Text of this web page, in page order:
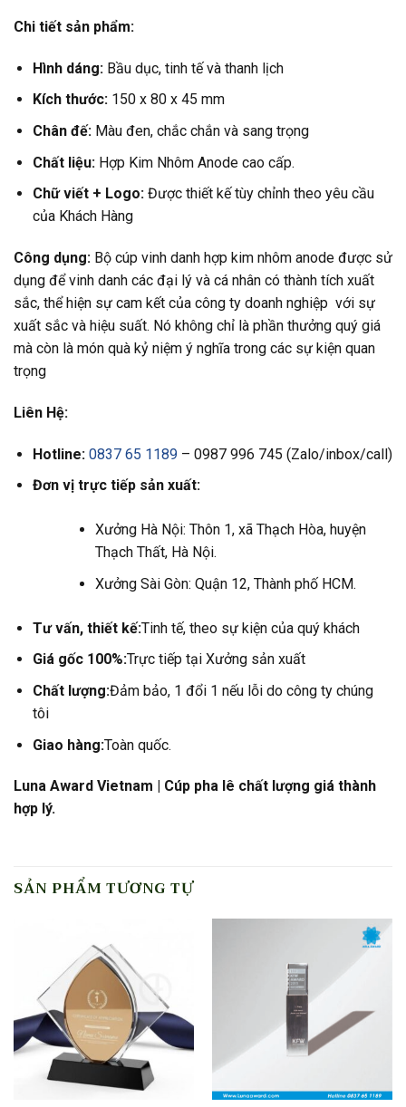
Chi tiết sản phẩm:
Hình dáng: Bầu dục, tinh tế và thanh lịch
Kích thước: 150 x 80 x 45 mm
Chân đế: Màu đen, chắc chắn và sang trọng
Chất liệu: Hợp Kim Nhôm Anode cao cấp.
Chữ viết + Logo: Được thiết kế tùy chỉnh theo yêu cầu
của Khách Hàng
Công dụng: Bộ cúp vinh danh hợp kim nhôm anode được sử
dụng để vinh danh các đại lý và cá nhân có thành tích xuất
sắc, thể hiện sự cam kết của công ty doanh nghiệp với sự
xuất sắc và hiệu suất. Nó không chỉ là phần thưởng quý giá
mà còn là món quà kỷ niệm ý nghĩa trong các sự kiện quan
trọng
Liên Hệ:
Hotline: 0837 65 1189– 0987 996 745 (Zalo/inbox/call)
Đơn vị trực tiếp sản xuất:
Xưởng Hà Nội: Thôn 1, xã Thạch Hòa, huyện
Thạch Thất, Hà Nội.
Xưởng Sài Gòn: Quận 12, Thành phố HCM.
Tư vấn, thiết kế:Tinh tế, theo sự kiện của quý khách
Giá gốc 100%:Trực tiếp tại Xưởng sản xuất
Chất lượng:Đảm bảo, 1 đổi 1 nếu lỗi do công ty chúng
tôi
Giao hàng:Toàn quốc.
Luna Award Vietnam | Cúp pha lê chất lượng giá thành
hợp lý.
SẢN PHẨM TƯƠNG TỰ